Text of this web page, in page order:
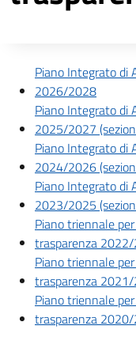
Descrizione completa
Piano Integrato di
2026/2028
Piano Integrato di
2025/2027
Piano Integrato di
2024/2026
Piano Integrato di
2023/2025
Piano triennale
trasparenza
Piano triennale
trasparenza
Piano triennale
trasparenza